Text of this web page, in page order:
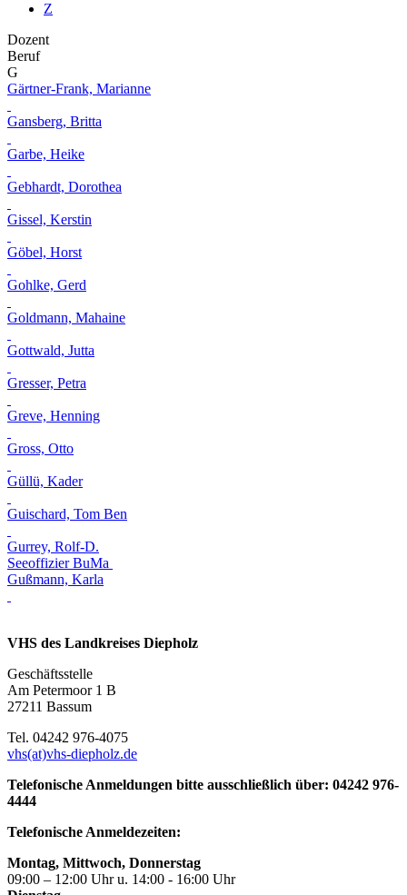
Z
Dozent
Beruf
G
Gärtner-Frank, Marianne
Gansberg, Britta
Garbe, Heike
Gebhardt, Dorothea
Gissel, Kerstin
Göbel, Horst
Gohlke, Gerd
Goldmann, Mahaine
Gottwald, Jutta
Gresser, Petra
Greve, Henning
Gross, Otto
Güllü, Kader
Guischard, Tom Ben
Gurrey, Rolf-D.
Seeoffizier BuMa
Gußmann, Karla
VHS des Landkreises Diepholz
Geschäftsstelle
Am Petermoor 1 B
27211 Bassum
Tel. 04242 976-4075
vhs(at)vhs-diepholz.de
Telefonische Anmeldungen bitte ausschließlich über: 04242 976-
4444
Telefonische Anmeldezeiten:
Montag, Mittwoch, Donnerstag
09:00 – 12:00 Uhr u. 14:00 - 16:00 Uhr